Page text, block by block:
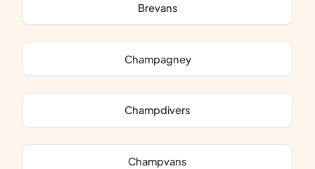
Brevans
Champagney
Champdivers
Champvans